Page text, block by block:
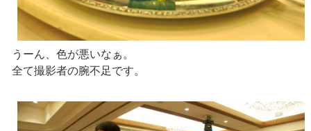
うーん、色が悪いなぁ。
全て撮影者の腕不足です。